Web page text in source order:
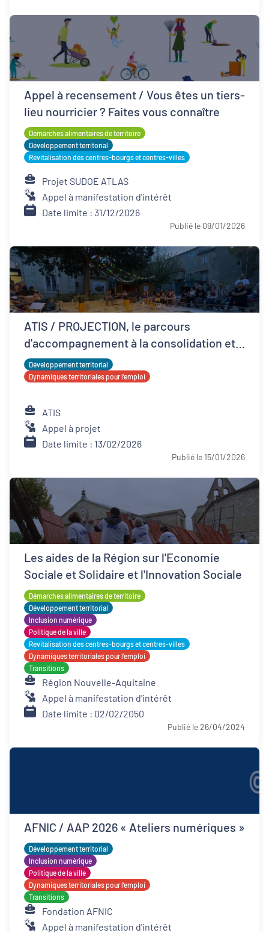
Appel à recensement / Vous êtes un tiers-
lieu nourricier ? Faites vous connaître
Démarches alimentaires de territoire
Développement territorial
Revitalisation des centres-bourgs et centres-villes
Projet SUDOE ATLAS
Appel à manifestation d'intérêt
Date limite : 31/12/2026
Publié le 09/01/2026
ATIS / PROJECTION, le parcours
d'accompagnement à la consolidation et
développement ESS
Développement territorial
Dynamiques territoriales pour l’emploi
ATIS
Appel à projet
Date limite : 13/02/2026
Publié le 15/01/2026
Les aides de la Région sur l'Economie
Sociale et Solidaire et l'Innovation Sociale
Démarches alimentaires de territoire
Développement territorial
Inclusion numérique
Politique de la ville
Revitalisation des centres-bourgs et centres-villes
Dynamiques territoriales pour l’emploi
Transitions
Région Nouvelle-Aquitaine
Appel à manifestation d'intérêt
Date limite : 02/02/2050
Publié le 26/04/2024
AFNIC / AAP 2026 « Ateliers numériques »
Développement territorial
Inclusion numérique
Politique de la ville
Dynamiques territoriales pour l’emploi
Transitions
Fondation AFNIC
Appel à manifestation d'intérêt